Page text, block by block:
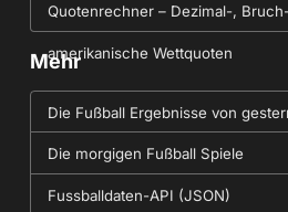
Quotenrechner – Dezimal-,
amerikanische Wettquoten
Mehr
Die Fußball Ergebnisse von
Die morgigen Fußball Spiele
Fussballdaten-API (JSON)